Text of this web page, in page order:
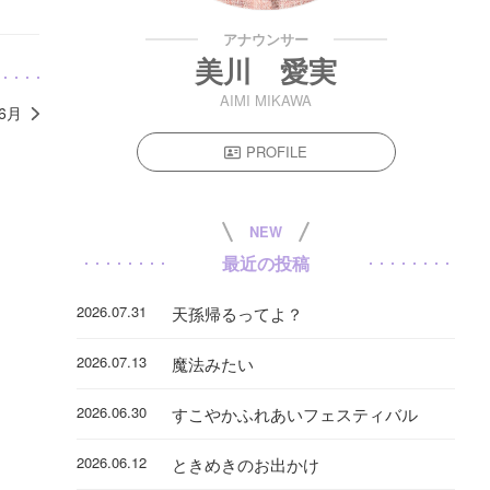
月
アナウンサー
美川 愛実
AIMI MIKAWA
PROFILE
NEW
最近の投稿
2026.07.31 天孫帰るってよ？
2026.07.13 魔法みたい
2026.06.30 すこやかふれあいフェスティバル
2026.06.12 ときめきのお出かけ